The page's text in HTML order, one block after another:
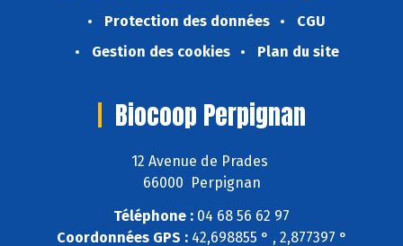
Protection des données
CGU
Gestion des cookies
Plan du site
Biocoop Perpignan
12 Avenue de Prades
66000 Perpignan
Téléphone : 04 68 56 62 97
Coordonnées GPS :42,698855 ° , 2,877397 °